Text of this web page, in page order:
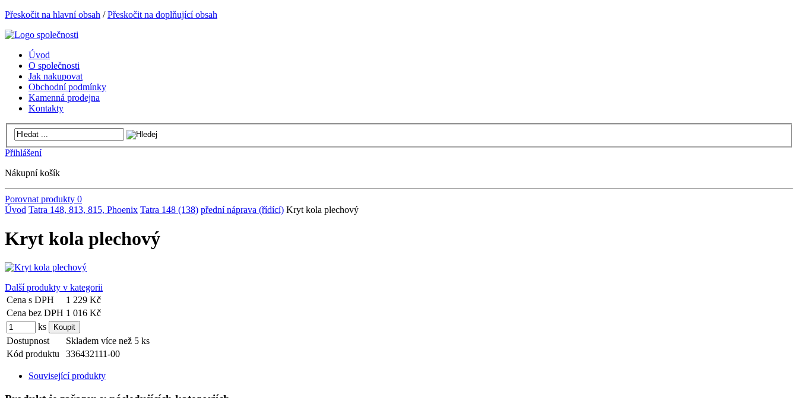
Přeskočit na hlavní obsah /Přeskočit na doplňující obsah
Úvod
O společnosti
Jak nakupovat
Obchodní podmínky
Kamenná prodejna
Kontakty
Přihlášení
Nákupní košík
Porovnat produkty 0
Úvod Tatra 148, 813, 815, Phoenix Tatra 148 (138) přední náprava (řídící) Kryt kola plechový
Kryt kola plechový
Další produkty v kategorii
Cena s DPH
1 229 Kč
Cena bez DPH 1 016 Kč
ks
Dostupnost
Skladem více než 5 ks
Kód produktu
336432111-00
Související produkty